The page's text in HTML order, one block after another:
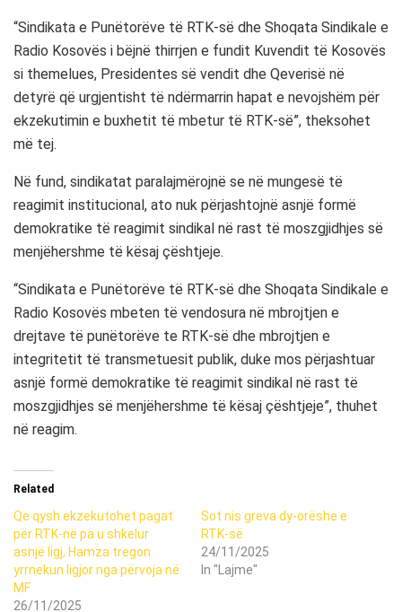
“Sindikata e Punëtorëve të RTK-së dhe Shoqata Sindikale e
Radio Kosovës i bëjnë thirrjen e fundit Kuvendit të Kosovës
si themelues, Presidentes së vendit dhe Qeverisë në
detyrë që urgjentisht të ndërmarrin hapat e nevojshëm për
ekzekutimin e buxhetit të mbetur të RTK-së”, theksohet
më tej.
Në fund, sindikatat paralajmërojnë se në mungesë të
reagimit institucional, ato nuk përjashtojnë asnjë formë
demokratike të reagimit sindikal në rast të moszgjidhjes së
menjëhershme të kësaj çështjeje.
“Sindikata e Punëtorëve të RTK-së dhe Shoqata Sindikale e
Radio Kosovës mbeten të vendosura në mbrojtjen e
drejtave të punëtorëve te RTK-së dhe mbrojtjen e
integritetit të transmetuesit publik, duke mos përjashtuar
asnjë formë demokratike të reagimit sindikal në rast të
moszgjidhjes së menjëhershme të kësaj çështjeje”, thuhet
në reagim.
Related
Qe qysh ekzekutohet pagat
për RTK-në pa u shkelur
asnjë ligj, Hamza tregon
yrrnekun ligjor nga përvoja në
MF
26/11/2025
Sot nis greva dy-orëshe e
RTK-së
24/11/2025
In "Lajme"